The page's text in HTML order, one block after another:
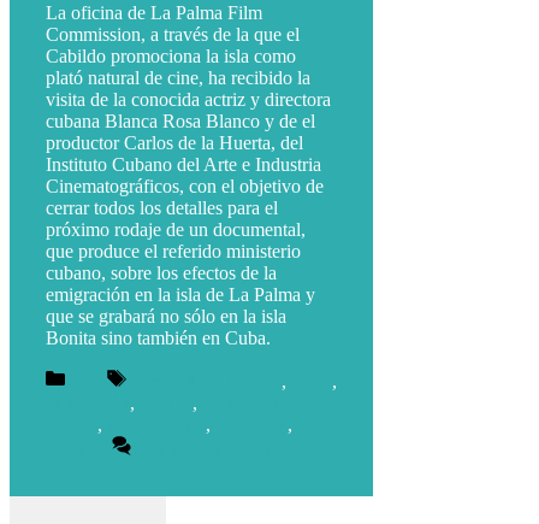
La oficina de La Palma Film
Commission, a través de la que el
Cabildo promociona la isla como
plató natural de cine, ha recibido la
visita de la conocida actriz y directora
cubana Blanca Rosa Blanco y de el
productor Carlos de la Huerta, del
Instituto Cubano del Arte e Industria
Cinematográficos, con el objetivo de
cerrar todos los detalles para el
próximo rodaje de un documental,
que produce el referido ministerio
cubano, sobre los efectos de la
emigración en la isla de La Palma y
que se grabará no sólo en la isla
Bonita sino también en Cuba.
,
,
, ,
, ,
,